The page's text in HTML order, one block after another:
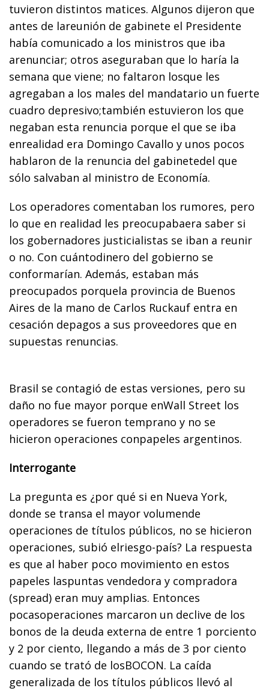
tuvieron distintos matices. Algunos dijeron que
antes de lareunión de gabinete el Presidente
había comunicado a los ministros que iba
arenunciar; otros aseguraban que lo haría la
semana que viene; no faltaron losque les
agregaban a los males del mandatario un fuerte
cuadro depresivo;también estuvieron los que
negaban esta renuncia porque el que se iba
enrealidad era Domingo Cavallo y unos pocos
hablaron de la renuncia del gabinetedel que
sólo salvaban al ministro de Economía.
Los operadores comentaban los rumores, pero
lo que en realidad les preocupabaera saber si
los gobernadores justicialistas se iban a reunir
o no. Con cuántodinero del gobierno se
conformarían. Además, estaban más
preocupados porquela provincia de Buenos
Aires de la mano de Carlos Ruckauf entra en
cesación depagos a sus proveedores que en
supuestas renuncias.
Brasil se contagió de estas versiones, pero su
daño no fue mayor porque enWall Street los
operadores se fueron temprano y no se
hicieron operaciones conpapeles argentinos.
Interrogante
La pregunta es ¿por qué si en Nueva York,
donde se transa el mayor volumende
operaciones de títulos públicos, no se hicieron
operaciones, subió elriesgo-país? La respuesta
es que al haber poco movimiento en estos
papeles laspuntas vendedora y compradora
(spread) eran muy amplias. Entonces
pocasoperaciones marcaron un declive de los
bonos de la deuda externa de entre 1 porciento
y 2 por ciento, llegando a más de 3 por ciento
cuando se trató de losBOCON. La caída
generalizada de los títulos públicos llevó al